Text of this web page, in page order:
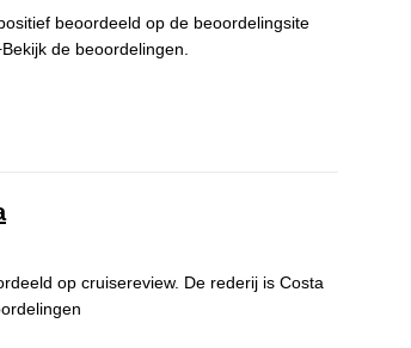
beoordeeld op de beoordelingsite
de beoordelingen.
op cruisereview. De rederij is Costa